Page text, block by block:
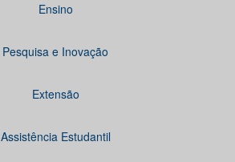
Ensino
Pesquisa e Inovação
Extensão
Assistência Estudantil